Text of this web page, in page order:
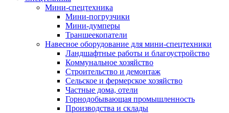
Мини-спецтехника
Мини-погрузчики
Мини-думперы
Траншеекопатели
Навесное оборудование для мини-спецтехники
Ландшафтные работы и благоустройство
Коммунальное хозяйство
Строительство и демонтаж
Сельское и фермерское хозяйство
Частные дома, отели
Горнодобывающая промышленность
Производства и склады